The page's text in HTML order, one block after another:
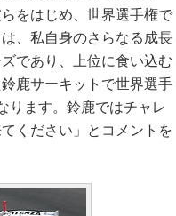
をはじめ、世界選手権で
、私自身のさらなる成長
であり、上位に食い込む
鹿サーキットで世界選手
ります。鈴鹿ではチャレ
ください」とコメントを